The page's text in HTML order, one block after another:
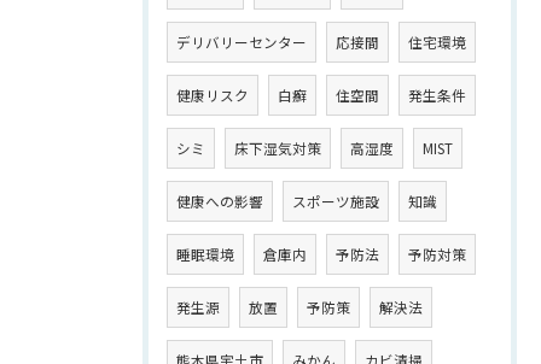
デリバリーセンター 応接間 住宅環境
健康リスク 白癬 住空間 発生条件
シミ 床下湿気対策 高湿度 MIST
健康への影響 スポーツ施設 知識
睡眠環境 倉庫内 予防法 予防対策
発生源 放置 予防策 解決法